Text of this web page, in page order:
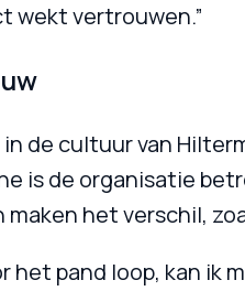
wekt vertrouwen.”
de cultuur van
is de organisatie
het verschil,
het pand loop, kan